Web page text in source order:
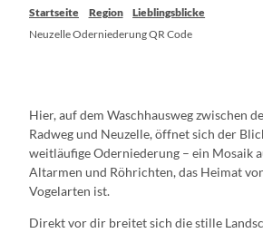
Startseite Region
Lieblingsblicke
Neuzelle Oderniederung QR Code
Hier, auf dem Waschhausweg zwischen
Radweg und Neuzelle, öffnet sich der
weitläufige Oderniederung – ein Mosaik
Altarmen und Röhrichten, das Heimat
Vogelarten ist.
Direkt vor dir breitet sich die stille